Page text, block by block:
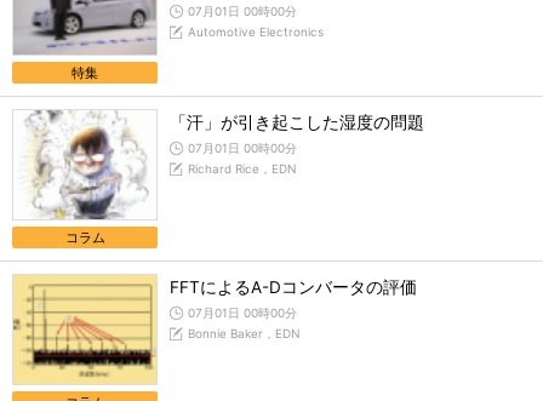
特集
07月01日 00時00分
Automotive Electronics
コラム
「汗」が引き起こした湿度の問題
07月01日 00時00分
Richard Rice，EDN
FFTによるA-Dコンバータの評価
07月01日 00時00分
Bonnie Baker，EDN